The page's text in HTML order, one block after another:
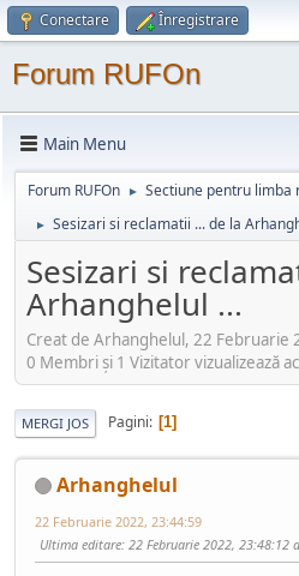
Conectare Înregistrare
Forum RUFOn
Main Menu
Forum RUFOn ► Sectiune pentru limba
► Sesizari si reclamatii ... de la
Sesizari si
Arhanghelul ...
Creat de Arhanghelul, 22 Februarie
0 Membri şi 1 Vizitator vizualizează
MERGI JOS Pagini 1
Arhanghelul
22 Februarie 2022, 23:44:59
Ultima editare: 22 Februarie 2022, 23:48:12